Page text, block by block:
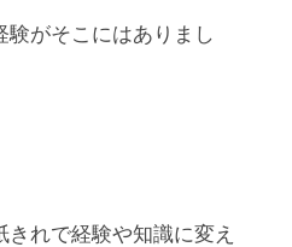
験がそこにはありまし
れで経験や知識に変え